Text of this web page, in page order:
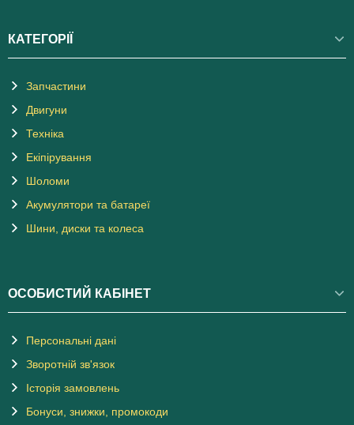
КАТЕГОРІЇ
Запчастини
Двигуни
Техніка
Екіпірування
Шоломи
Акумулятори та батареї
Шини, диски та колеса
ОСОБИСТИЙ КАБІНЕТ
Персональні дані
Зворотній зв'язок
Історія замовлень
Бонуси, знижки, промокоди